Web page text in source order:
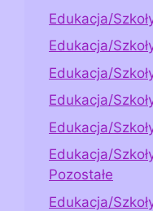
Edukacja/
Edukacja/
Edukacja/
Edukacja/
Edukacja/
Edukacja/
Pozostałe
Edukacja/